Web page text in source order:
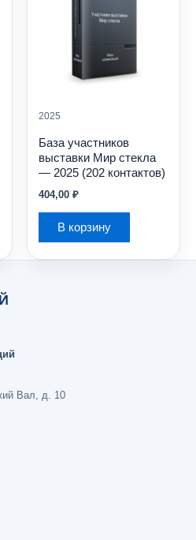
2025
База участников
выставки Мир стекла
— 2025 (202 контактов)
404,00 ₽
В корзину
Вал, д. 10